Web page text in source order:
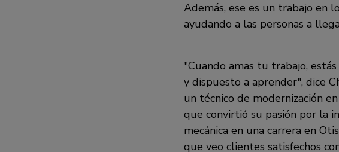
Además, ese es un trabajo en
ayudando a las personas a
Cuando amas tu trabajo,
y dispuesto a aprender , dice
un técnico de modernización
que convirtió su pasión por la
mecánica en una carrera en
que veo clientes satisfechos